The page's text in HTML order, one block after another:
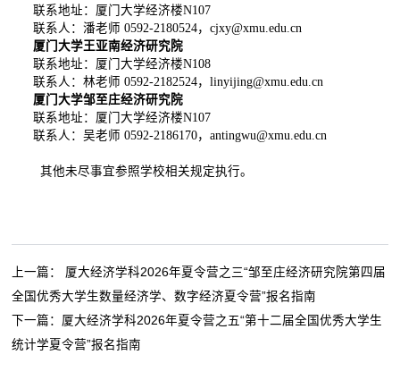
联系地址：厦门大学经济楼N107
联系人：潘老师 0592-2180524， cjxy@xmu.edu.cn
厦门大学王亚南经济研究院
联系地址：厦门大学经济楼N108
联系人：林老师 0592-2182524， linyijing@xmu.edu.cn
厦门大学邹至庄经济研究院
联系地址：厦门大学经济楼N107
联系人：吴老师 0592-2186170， antingwu@xmu.edu.cn
其他未尽事宜参照学校相关规定执行。
上一篇： 厦大经济学科2026年夏令营之三“邹至庄经济研究院第四届
全国优秀大学生数量经济学、数字经济夏令营”报名指南
下一篇： 厦大经济学科2026年夏令营之五“第十二届全国优秀大学生
统计学夏令营”报名指南